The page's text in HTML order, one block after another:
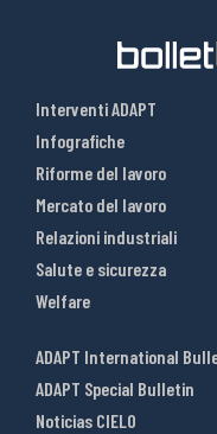
Interventi ADAPT
Infografiche
Riforme del lavoro
Mercato del lavoro
Relazioni industriali
Salute e sicurezza
Welfare
ADAPT International
ADAPT Special Bulletin
Noticias CIELO